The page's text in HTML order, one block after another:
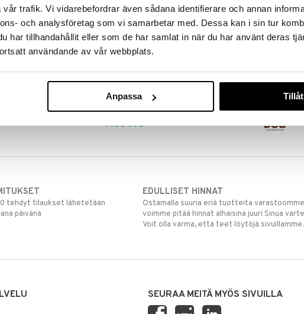
trafik. Vi vidarebefordrar även sådana identifierare och annan
och analysföretag som vi samarbetar med. Dessa kan i sin tur
har tillhandahållit eller som de har samlat in när du har använt deras
användande av vår webbplats.
Anpassa
tehdyt tilaukset lähetetään
päivänä
EDULLISET HINNAT
Ostamalla suuria eriä tuotteita varastoomme
voimme pitää hinnat alhaisina juuri Sinua
Voit olla varma, että teet löytöjä sivuillamme.
SEURAA MEITÄ MYÖS SIVUILLA